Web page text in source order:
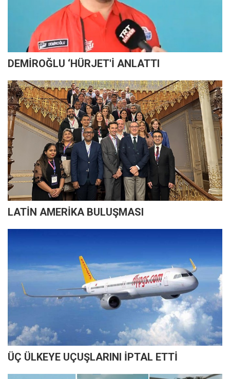
DEMİROĞLU ‘HÜRJET'İ ANLATTI
LATİN AMERİKA BULUŞMASI
ÜÇ ÜLKEYE UÇUŞLARINI İPTAL ETTİ